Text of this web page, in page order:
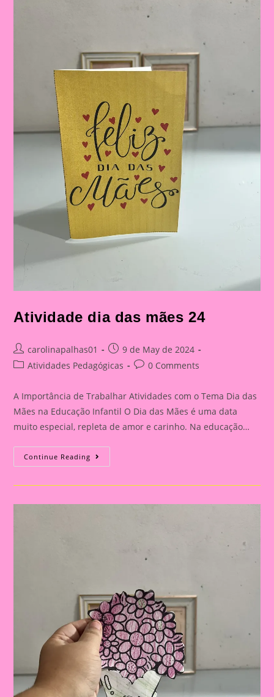
Atividade dia das mães 24
Post
author:
carolinapalhas01
Post
published:
9 de May de 2024
PostAtividades Pedagógicas
Post0 Comments
A Importância de Trabalhar Atividades com o Tema Dia das
Mães na Educação Infantil O Dia das Mães é uma data
muito especial, repleta de amor e carinho. Na educação…
Continue Reading Atividade
Dia
Mães